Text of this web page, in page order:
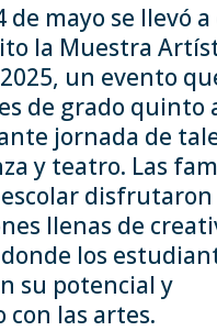
de mayo se llevó a
la Muestra
un evento
de grado quinto
jornada de
y teatro. Las
disfrutaron
llenas de
los
su potencial y
con las artes.